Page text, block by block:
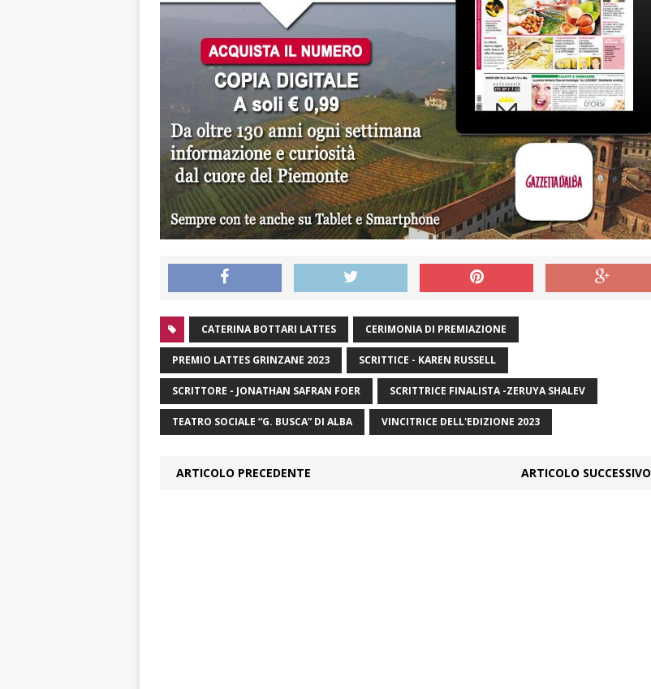
CATERINA BOTTARI LATTES CERIMONIA DI PREMIAZIONE
PREMIO LATTES GRINZANE 2023 SCRITTICE - KAREN RUSSELL
SCRITTORE - JONATHAN SAFRAN FOER SCRITTRICE FINALISTA -ZERUYA SHALEV
TEATRO SOCIALE “G. BUSCA” DI ALBA VINCITRICE DELL'EDIZIONE 2023
ARTICOLO PRECEDENTE ARTICOLO SUCCESSIVO